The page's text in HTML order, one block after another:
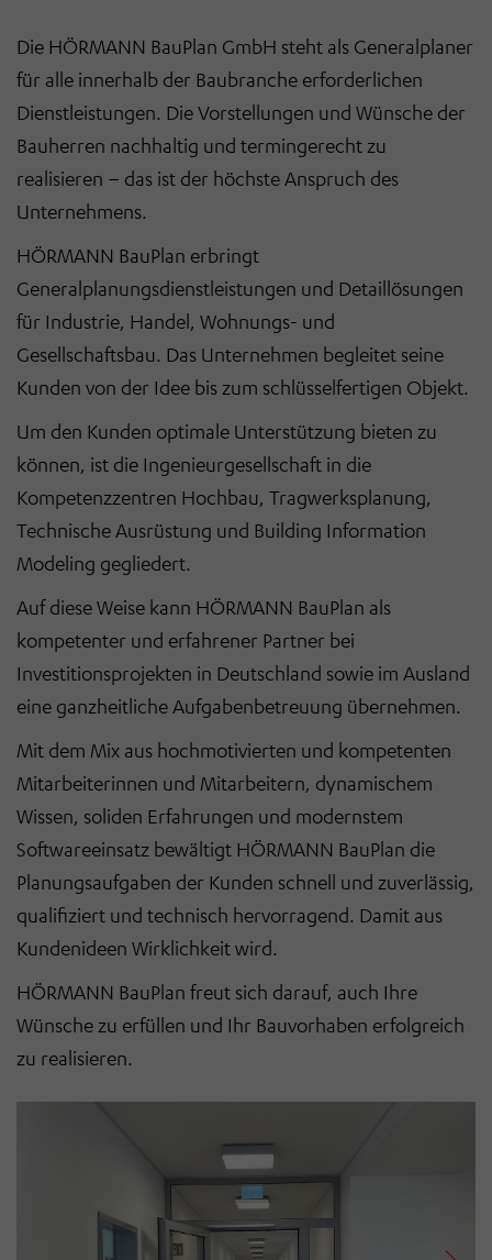
Die HÖRMANN BauPlan GmbH steht als Generalplaner
für alle innerhalb der Baubranche erforderlichen
Dienstleistungen. Die Vorstellungen und Wünsche der
Bauherren nachhaltig und termingerecht zu
realisieren – das ist der höchste Anspruch des
Unternehmens.
HÖRMANN BauPlan erbringt
Generalplanungsdienstleistungen und Detaillösungen
für Industrie, Handel, Wohnungs- und
Gesellschaftsbau. Das Unternehmen begleitet seine
Kunden von der Idee bis zum schlüsselfertigen Objekt.
Um den Kunden optimale Unterstützung bieten zu
können, ist die Ingenieurgesellschaft in die
Kompetenzzentren Hochbau, Tragwerksplanung,
Technische Ausrüstung und Building Information
Modeling gegliedert.
Auf diese Weise kann HÖRMANN BauPlan als
kompetenter und erfahrener Partner bei
Investitionsprojekten in Deutschland sowie im Ausland
eine ganzheitliche Aufgabenbetreuung übernehmen.
Mit dem Mix aus hochmotivierten und kompetenten
Mitarbeiterinnen und Mitarbeitern, dynamischem
Wissen, soliden Erfahrungen und modernstem
Softwareeinsatz bewältigt HÖRMANN BauPlan die
Planungsaufgaben der Kunden schnell und zuverlässig,
qualifiziert und technisch hervorragend. Damit aus
Kundenideen Wirklichkeit wird.
HÖRMANN BauPlan freut sich darauf, auch Ihre
Wünsche zu erfüllen und Ihr Bauvorhaben erfolgreich
zu realisieren.